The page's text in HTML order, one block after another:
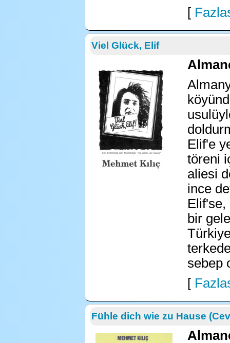
[
Viel Glück, Elif
Elif'e
töreni
aliesi
ince
bir
sebep
[
Fühle dich wie zu Hause